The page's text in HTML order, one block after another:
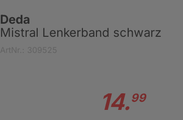
Deda
Mistral Lenkerband schwarz
14.99